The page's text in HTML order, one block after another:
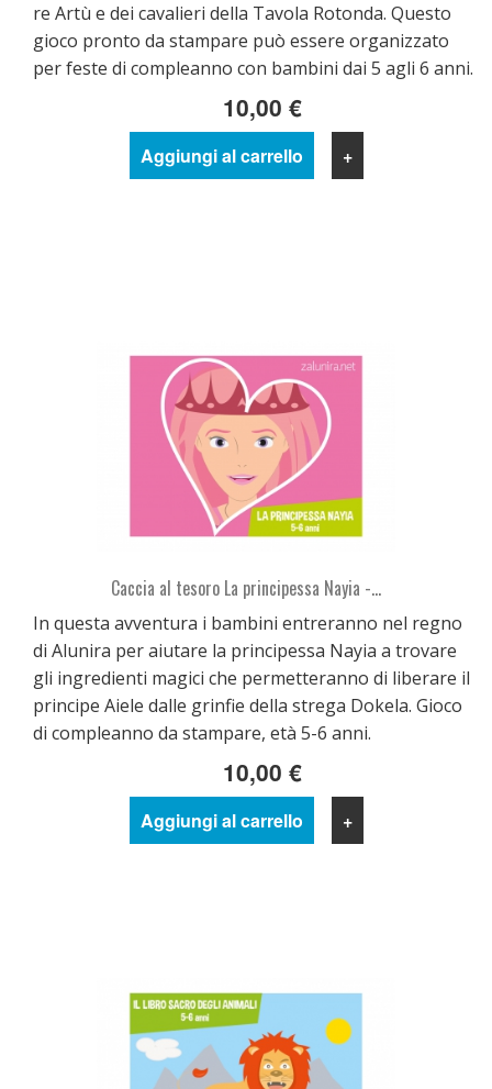
re Artù e dei cavalieri della Tavola Rotonda. Questo
gioco pronto da stampare può essere organizzato
per feste di compleanno con bambini dai 5 agli 6 anni.
10,00 €
Aggiungi al carrello +
Caccia al tesoro La principessa Nayia -...
In questa avventura i bambini entreranno nel regno
di Alunira per aiutare la principessa Nayia a trovare
gli ingredienti magici che permetteranno di liberare il
principe Aiele dalle grinfie della strega Dokela. Gioco
di compleanno da stampare, età 5-6 anni.
10,00 €
Aggiungi al carrello +